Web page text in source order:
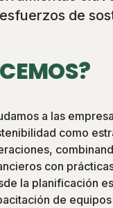
de
a las
como
con
la planificación
de equipos